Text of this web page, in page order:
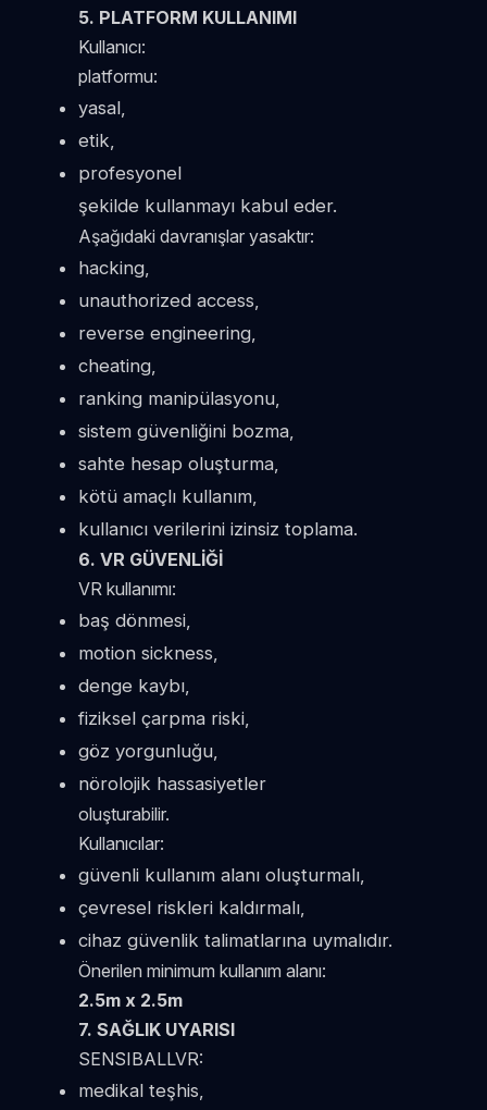
5. PLATFORM KULLANIMI
Kullanıcı:
platformu:
yasal,
etik,
profesyonel
şekilde kullanmayı kabul eder.
Aşağıdaki davranışlar yasaktır:
hacking,
unauthorized access,
reverse engineering,
cheating,
ranking manipülasyonu,
sistem güvenliğini bozma,
sahte hesap oluşturma,
kötü amaçlı kullanım,
kullanıcı verilerini izinsiz toplama.
6. VR GÜVENLİĞİ
VR kullanımı:
baş dönmesi,
motion sickness,
denge kaybı,
fiziksel çarpma riski,
göz yorgunluğu,
nörolojik hassasiyetler
oluşturabilir.
Kullanıcılar:
güvenli kullanım alanı oluşturmalı,
çevresel riskleri kaldırmalı,
cihaz güvenlik talimatlarına uymalıdır.
Önerilen minimum kullanım alanı:
2.5m x 2.5m
7. SAĞLIK UYARISI
SENSIBALLVR:
medikal teşhis,